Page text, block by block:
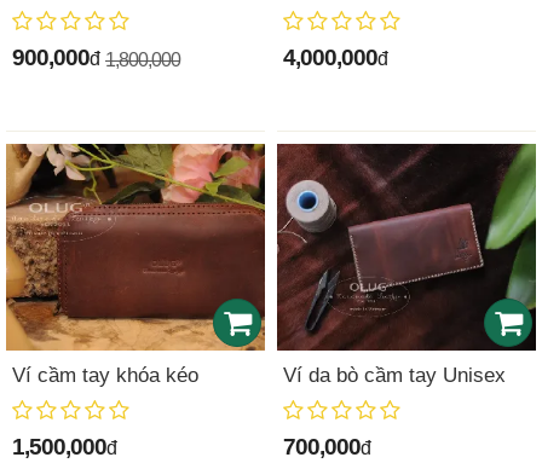
900,000đ 1,800,000 4,000,000đ
Ví cầm tay khóa kéo
1,500,000đ
Ví da bò cầm tay Unisex
700,000đ